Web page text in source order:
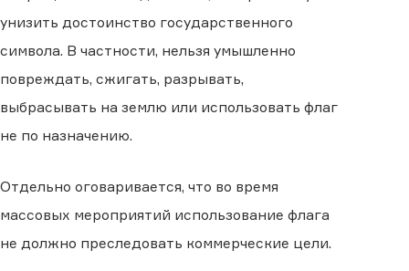
унизить достоинство государственного
символа. В частности, нельзя умышленно
повреждать, сжигать, разрывать,
выбрасывать на землю или использовать флаг
не по назначению.
Отдельно оговаривается, что во время
массовых мероприятий использование флага
не должно преследовать коммерческие цели.